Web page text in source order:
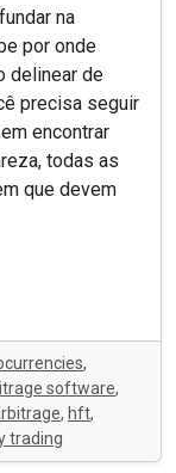
na
por onde
delinear de
precisa seguir
encontrar
todas as
que devem
,
software,
, hft,
trading